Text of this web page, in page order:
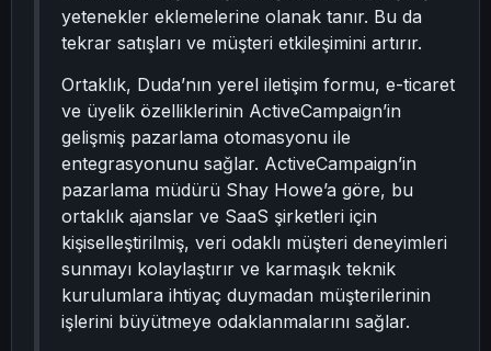
yetenekler eklemelerine olanak tanır. Bu da
tekrar satışları ve müşteri etkileşimini artırır.
Ortaklık, Duda’nın yerel iletişim formu, e-ticaret
ve üyelik özelliklerinin ActiveCampaign’in
gelişmiş pazarlama otomasyonu ile
entegrasyonunu sağlar. ActiveCampaign’in
pazarlama müdürü Shay Howe’a göre, bu
ortaklık ajanslar ve SaaS şirketleri için
kişiselleştirilmiş, veri odaklı müşteri deneyimleri
sunmayı kolaylaştırır ve karmaşık teknik
kurulumlara ihtiyaç duymadan müşterilerinin
işlerini büyütmeye odaklanmalarını sağlar.